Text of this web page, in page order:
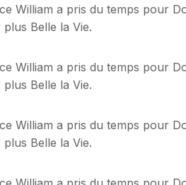
William a pris du temps pour
Belle la Vie.
William a pris du temps pour
Belle la Vie.
William a pris du temps pour
Belle la Vie.